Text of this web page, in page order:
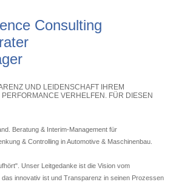
Consulting
UND LEIDENSCHAFT IHREM
VERHELFEN. FÜR DIESEN
Beratung & Interim-Management für
& Controlling in Automotive & Maschinenbau.
Unser Leitgedanke ist die Vision vom
innovativ ist und Transparenz in seinen Prozessen